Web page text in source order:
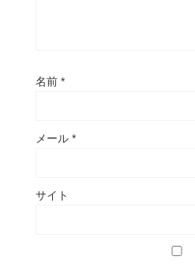
名前 *
メール *
サイト